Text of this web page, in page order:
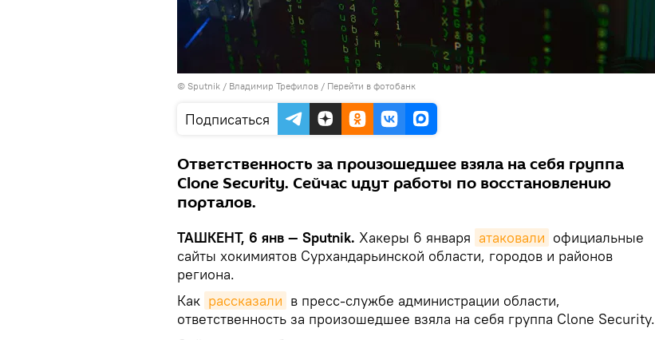
© Sputnik / Владимир Трефилов / Перейти в фотобанк
Подписаться
Ответственность за произошедшее взяла на себя группа
Clone Security. Сейчас идут работы по восстановлению
порталов.
ТАШКЕНТ, 6 янв — Sputnik. Хакеры 6 января атаковали официальные
сайты хокимиятов Сурхандарьинской области, городов и районов
региона.
Как рассказали в пресс-службе администрации области,
ответственность за произошедшее взяла на себя группа Clone Security.